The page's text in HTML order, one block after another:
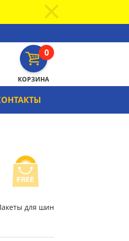
0
КОРЗИНА
для шин